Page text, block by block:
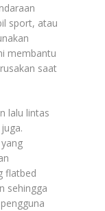
sport, atau
membantu
saat
lalu lintas
flatbed
sehingga